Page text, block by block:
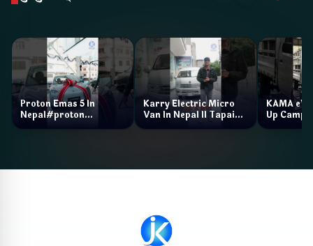
Proton Emas 5 In
Nepal#proton
#protonemas5#protonnepal#evcarnepal
Karry Electric Micro
Van In Nepal II Tapaiko
Bazar II Jankari
KAMA eV
Up Camp